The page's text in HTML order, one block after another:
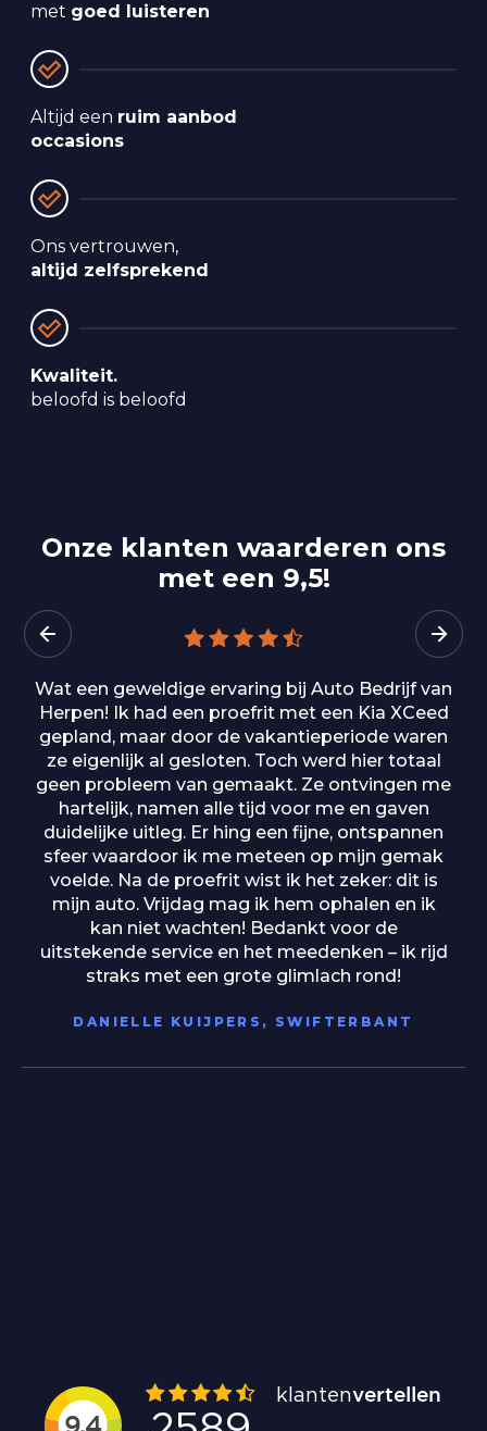
met goed luisteren
Altijd een ruim aanbod
occasions
Ons vertrouwen,
altijd zelfsprekend
Kwaliteit.
beloofd is beloofd
Onze klanten waarderen ons
met een 9,5!
Wat een geweldige ervaring bij Auto Bedrijf van
Herpen! Ik had een proefrit met een Kia XCeed
gepland, maar door de vakantieperiode waren
ze eigenlijk al gesloten. Toch werd hier totaal
geen probleem van gemaakt. Ze ontvingen me
hartelijk, namen alle tijd voor me en gaven
duidelijke uitleg. Er hing een fijne, ontspannen
sfeer waardoor ik me meteen op mijn gemak
voelde. Na de proefrit wist ik het zeker: dit is
mijn auto. Vrijdag mag ik hem ophalen en ik
kan niet wachten! Bedankt voor de
uitstekende service en het meedenken – ik rijd
straks met een grote glimlach rond!
DANIELLE KUIJPERS, SWIFTERBANT